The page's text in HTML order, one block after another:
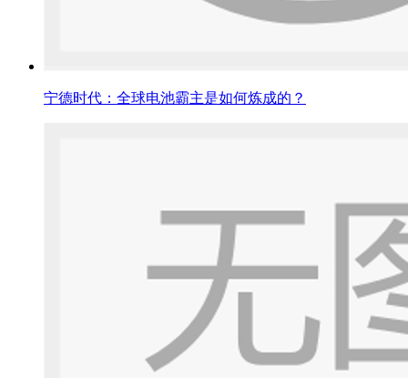
宁德时代：全球电池霸主是如何炼成的？